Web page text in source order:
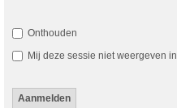
Onthouden
Mij deze sessie niet weergeven